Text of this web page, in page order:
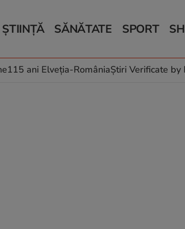
ȘTIINȚĂ
climatice
SĂNĂTATE
Relații
Rețete culinare
SPORT
115 ani Elveția-RomâniaȘtiri Verificate by